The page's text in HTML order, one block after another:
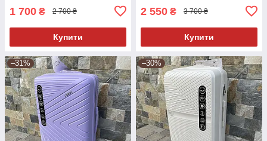
1 700 ₴ 2 700 ₴
Купити
2 550 ₴ 3 700 ₴
Купити
–31% –30%